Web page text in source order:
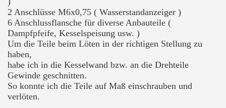
2 Anschlüsse M6x0,75 ( Wasserstandanzeiger )
6 Anschlussflansche für diverse Anbauteile (
Dampfpfeife, Kesselspeisung usw. )
Um die Teile beim Löten in der richtigen Stellung zu
haben,
habe ich in die Kesselwand bzw. an die Drehteile
Gewinde geschnitten.
So konnte ich die Teile auf Maß einschrauben und
verlöten.